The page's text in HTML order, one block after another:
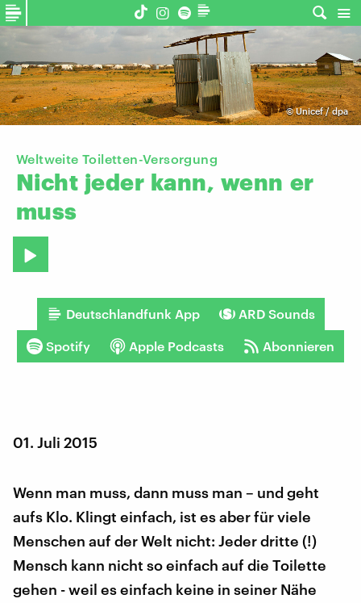
©Unicef / dpa
Weltweite Toiletten-Versorgung
Nicht jeder kann, wenn er
muss
Deutschlandfunk App ARD Sounds
Spotify Apple Podcasts Abonnieren
01. Juli 2015
Wenn man muss, dann muss man – und geht
aufs Klo. Klingt einfach, ist es aber für viele
Menschen auf der Welt nicht: Jeder dritte (!)
Mensch kann nicht so einfach auf die Toilette
gehen - weil es einfach keine in seiner Nähe